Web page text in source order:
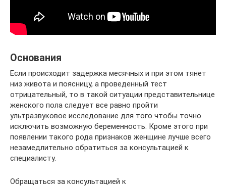
Основания
Если происходит задержка месячных и при этом тянет
низ живота и поясницу, а проведенный тест
отрицательный, то в такой ситуации представительнице
женского пола следует все равно пройти
ультразвуковое исследование для того чтобы точно
исключить возможную беременность. Кроме этого при
появлении такого рода признаков женщине лучше всего
незамедлительно обратиться за консультацией к
специалисту.
Обращаться за консультацией к